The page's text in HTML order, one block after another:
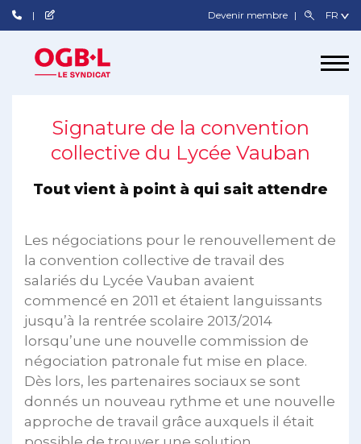
Devenir membre
Signature de la convention
collective du Lycée Vauban
Tout vient à point à qui sait attendre
Les négociations pour le renouvellement de
la convention collective de travail des
salariés du Lycée Vauban avaient
commencé en 2011 et étaient languissants
jusqu’à la rentrée scolaire 2013/2014
lorsqu’une une nouvelle commission de
négociation patronale fut mise en place.
Dès lors, les partenaires sociaux se sont
donnés un nouveau rythme et une nouvelle
approche de travail grâce auxquels il était